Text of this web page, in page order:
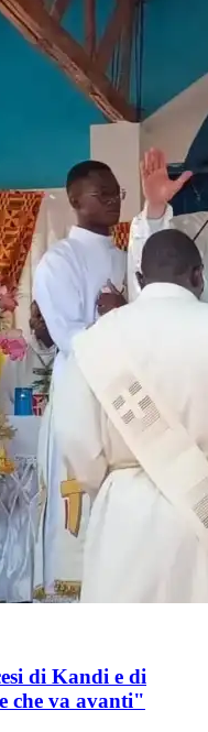
di Kandi e di
che va avanti"